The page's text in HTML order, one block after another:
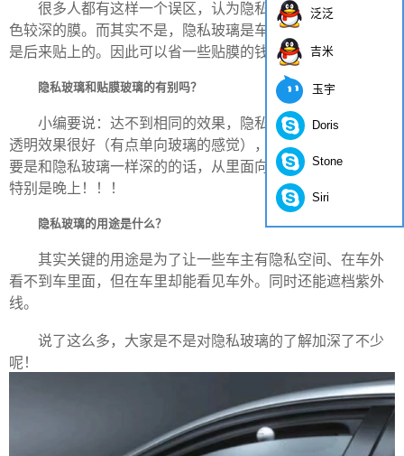
很多人都有这样一个误区，认为隐私玻璃是贴的一种颜
色较深的膜。而其实不是，隐私玻璃是车辆出厂时就的，不
是后来贴上的。因此可以省一些贴膜的钱哦！
隐私玻璃和贴膜玻璃的有别吗？
小编要说：达不到相同的效果，隐私玻璃从里面向外看
透明效果很好（有点单向玻璃的感觉），而如果贴膜的颜色
要是和隐私玻璃一样深的的话，从里面向外看的效果很差，
特别是晚上！！！
隐私玻璃的用途是什么？
其实关键的用途是为了让一些车主有隐私空间、在车外
看不到车里面，但在车里却能看见车外。同时还能遮档紫外
线。
说了这么多，大家是不是对隐私玻璃的了解加深了不少
呢！
泛泛
吉米
玉宇
Doris
Stone
Siri